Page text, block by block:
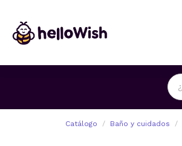
Catálogo Baño y cuidados